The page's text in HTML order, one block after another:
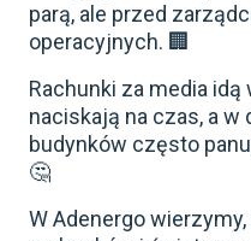
parą, ale przed
operacyjnych. 🏢
Rachunki za media
naciskają na czas, a
budynków często
🤔
W Adenergo